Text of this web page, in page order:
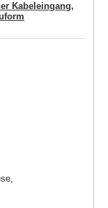
Kabeleingang,